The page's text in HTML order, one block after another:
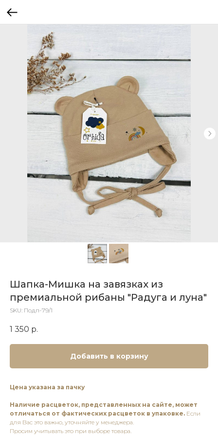
Шапка-Мишка на завязках из
премиальной рибаны "Радуга и луна"
SKU: Подп-79/1
1 350 р.
Добавить в корзину
Цена указана за пачку
Наличие расцветок, представленных на сайте, может
отличаться от фактических расцветок в упаковке. Если
для Вас это важно, уточняйте у менеджера.
Просим учитывать это при выборе товара.